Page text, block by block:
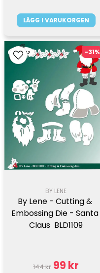
LÄGG I VARUKORGEN
BY LENE
By Lene - Cutting &
Embossing Die - Santa
Claus  BLD1109
144 kr 99 kr
-31%